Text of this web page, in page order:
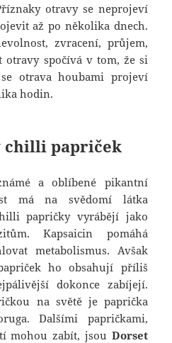
otravy se neprojeví
až po několika dnech.
zvracení, průjem,
otravy spočívá v tom, že si
otrava houbami projeví
hodin.
chilli papriček
a oblíbené pikantní
má na svědomí látka
papričky vyrábějí jako
Kapsaicin pomáhá
metabolismus. Avšak
ho obsahují příliš
dokonce zabíjejí.
na světě je paprička
Dalšími papričkami,
mohou zabít, jsou Dorset